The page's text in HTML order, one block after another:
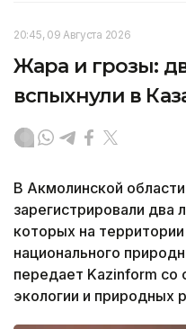
20:45, 09 Августа 2026
Жара и грозы:
вспыхнули в
В Акмолинской области
зарегистрировали два
которых на
национального
передает Kazinform со
экологии и природных